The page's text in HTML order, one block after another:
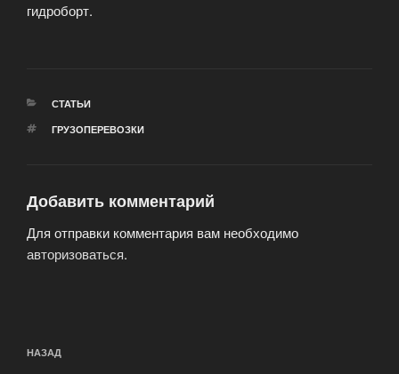
гидроборт.
РУБРИКИ
СТАТЬИ
МЕТКИ
ГРУЗОПЕРЕВОЗКИ
Добавить комментарий
Для отправки комментария вам необходимо
авторизоваться.
по
Предыдущая
НАЗАД